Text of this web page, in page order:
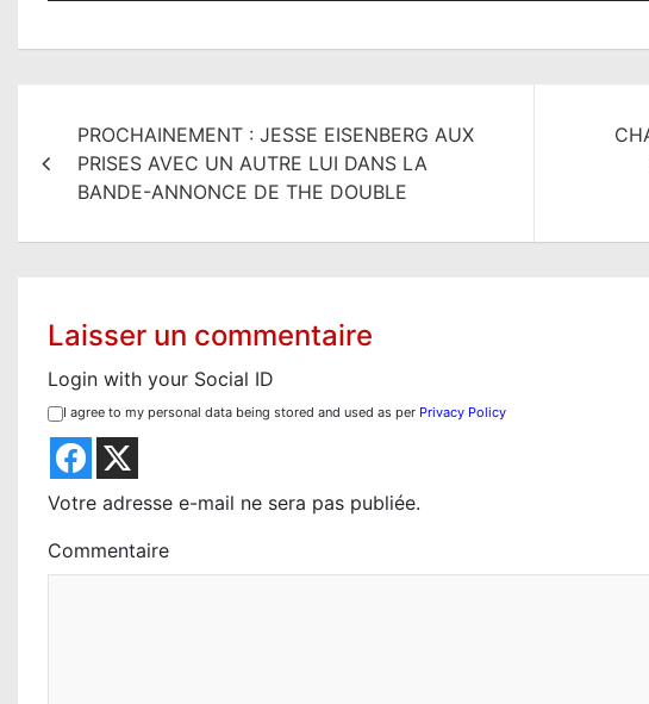
i
PROCHAINEMENT : JESSE EISENBERG AUX
PRISES AVEC UN AUTRE LUI DANS LA
BANDE-ANNONCE DE THE DOUBLE
Laisser un commentaire
Login with your Social ID
I agree to my personal data being stored and used as per Privacy Policy
Votre adresse e-mail ne sera pas publiée.
Commentaire